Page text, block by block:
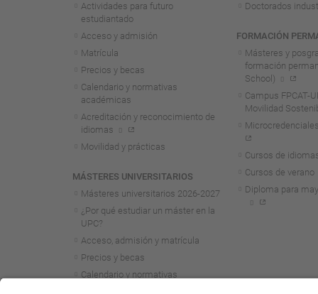
Actividades para futuro
estudiantado
Acceso y admisión
Matrícula
Precios y becas
Calendario y normativas
académicas
Acreditación y reconocimiento de
idiomas
Movilidad y prácticas
MÁSTERES UNIVERSITARIOS
Másteres universitarios 2026-2027
¿Por qué estudiar un máster en la
UPC?
Acceso, admisión y matrícula
Precios y becas
Calendario y normativas
Doctorados
FORMACIÓN
Másteres y
formación
School)
Campus FPCAT-
Movilidad
Cursos de
Cursos de verano
Diploma para